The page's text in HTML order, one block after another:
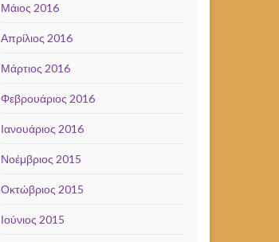
Μάιος 2016
Απρίλιος 2016
Μάρτιος 2016
Φεβρουάριος 2016
Ιανουάριος 2016
Νοέμβριος 2015
Οκτώβριος 2015
Ιούνιος 2015